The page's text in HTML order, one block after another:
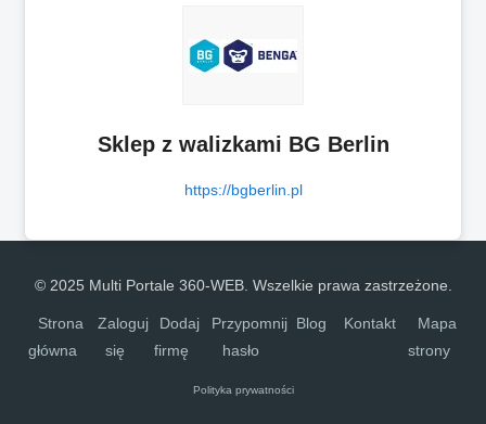
Sklep z walizkami BG Berlin
https://bgberlin.pl
© 2025 Multi Portale 360-WEB. Wszelkie prawa zastrzeżone.
Strona
główna
Zaloguj
się
Dodaj
firmę
Przypomnij
hasło
Blog Kontakt
Mapa
strony
Polityka prywatności